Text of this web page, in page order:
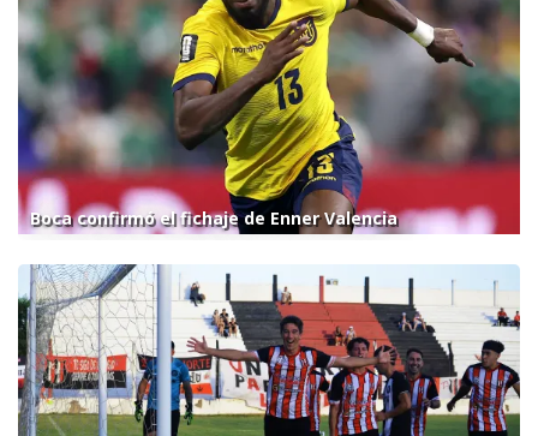
Boca confirmó el fichaje de Enner Valencia